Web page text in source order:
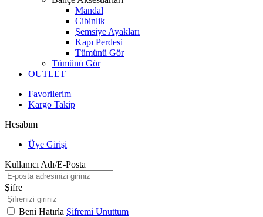
Mandal
Cibinlik
Şemsiye Ayakları
Kapı Perdesi
Tümünü Gör
Tümünü Gör
OUTLET
Favorilerim
Kargo Takip
Hesabım
Üye Girişi
Kullanıcı Adı/E-Posta
Şifre
Beni Hatırla Şifremi Unuttum